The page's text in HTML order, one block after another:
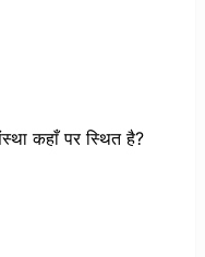
कहाँ पर स्थित है?